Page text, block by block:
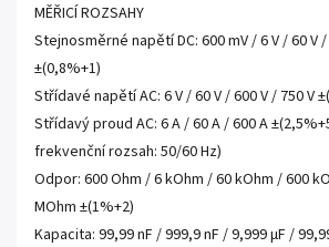
MĚŘICÍ ROZSAHY
Stejnosměrné napětí DC: 600 mV / 6 V / 60 V /
±(0,8%+1)
Střídavé napětí AC: 6 V / 60 V / 600 V / 750 V
Střídavý proud AC: 6 A / 60 A / 600 A
frekvenční rozsah: 50/60 Hz)
Odpor: 600 Ohm / 6 kOhm / 60 kOhm / 600
MOhm ±(1%+2)
Kapacita: 99,99 nF / 999,9 nF / 9,999 µF /